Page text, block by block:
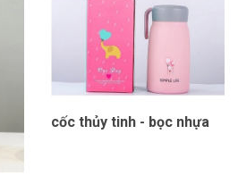
cốc thủy tinh - bọc nhựa